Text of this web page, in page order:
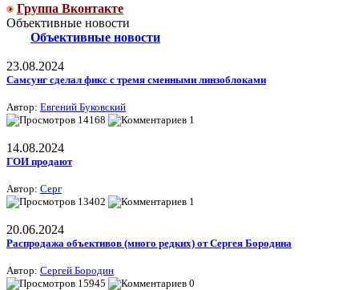
Группа Вконтакте
Объективные новости
Объективные новости
23.08.2024
Самсунг сделал фикс с тремя сменными линзоблоками
Автор: Евгений Буковский
14168
1
14.08.2024
ГОИ продают
Автор: Серг
13402
1
20.06.2024
Распродажа объективов (много редких) от Сергея Бородина
Автор: Сергей Бородин
15945
0